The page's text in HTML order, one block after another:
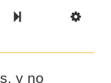
Chapter
Chapter
Next Book
y no